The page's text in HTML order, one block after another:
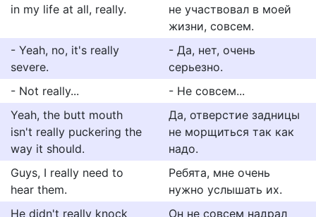
in my life at all, really.
не участвовал в моей
жизни, совсем.
- Yeah, no, it's really
severe.
- Да, нет, очень
серьезно.
- Not really...
- Не совсем...
Yeah, the butt mouth
isn't really puckering the
way it should.
Да, отверстие задницы
не морщиться так как
надо.
Guys, I really need to
hear them.
Ребята, мне очень
нужно услышать их.
He didn't really knock
Он не совсем надрал